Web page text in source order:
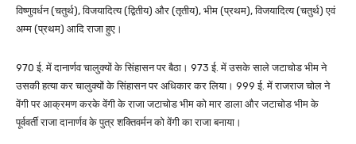
विष्णुवर्धन (चतुर्थ), विजयादित्य (द्वितीय) और (तृतीय), भीम (प्रथम), विजयादित्य (चतुर्थ) एवं
अम्म (प्रथम) आदि राजा हुए।
970 ई. में दानार्णव चालुक्यों के सिंहासन पर बैठा। 973 ई. में उसके साले जटाचोड भीम ने
उसकी हत्या कर चालुक्यों के सिंहासन पर अधिकार कर लिया। 999 ई. में राजराज चोल ने
वेंगी पर आक्रमण करके वेंगी के राजा जटाचोड भीम को मार डाला और जटाचोड भीम के
पूर्ववर्ती राजा दानार्णव के पुत्र शक्तिवर्मन को वेंगी का राजा बनाया।